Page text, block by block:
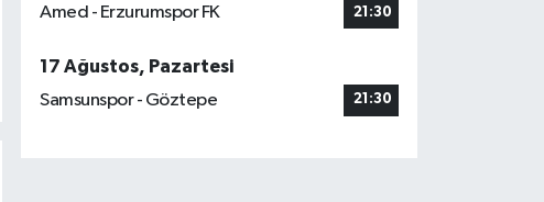
Amed - Erzurumspor FK 21:30
17 Ağustos, Pazartesi
Samsunspor - Göztepe
21:30